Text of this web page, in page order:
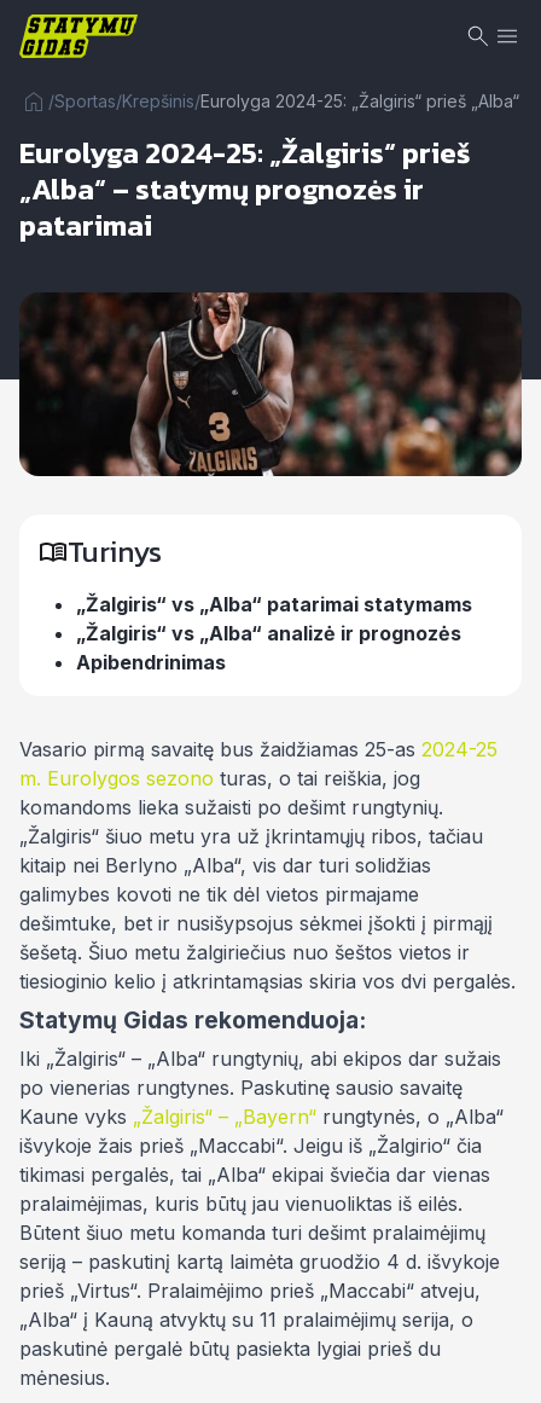
/Sportas/Krepšinis/Eurolyga 2024-25: „Žalgiris“ prieš „Alba“
Eurolyga 2024-25: „Žalgiris“ prieš
„Alba“ – statymų prognozės ir
patarimai
Turinys
„Žalgiris“ vs „Alba“ patarimai statymams
„Žalgiris“ vs „Alba“ analizė ir prognozės
Apibendrinimas
Vasario pirmą savaitę bus žaidžiamas 25-as 2024-25
m. Eurolygos sezono turas, o tai reiškia, jog
komandoms lieka sužaisti po dešimt rungtynių.
„Žalgiris“ šiuo metu yra už įkrintamųjų ribos, tačiau
kitaip nei Berlyno „Alba“, vis dar turi solidžias
galimybes kovoti ne tik dėl vietos pirmajame
dešimtuke, bet ir nusišypsojus sėkmei įšokti į pirmąjį
šešetą. Šiuo metu žalgiriečius nuo šeštos vietos ir
tiesioginio kelio į atkrintamąsias skiria vos dvi pergalės.
Statymų Gidas rekomenduoja:
Iki „Žalgiris“ – „Alba“ rungtynių, abi ekipos dar sužais
po vienerias rungtynes. Paskutinę sausio savaitę
Kaune vyks „Žalgiris“ – „Bayern“ rungtynės, o „Alba“
išvykoje žais prieš „Maccabi“. Jeigu iš „Žalgirio“ čia
tikimasi pergalės, tai „Alba“ ekipai šviečia dar vienas
pralaimėjimas, kuris būtų jau vienuoliktas iš eilės.
Būtent šiuo metu komanda turi dešimt pralaimėjimų
seriją – paskutinį kartą laimėta gruodžio 4 d. išvykoje
prieš „Virtus“. Pralaimėjimo prieš „Maccabi“ atveju,
„Alba“ į Kauną atvyktų su 11 pralaimėjimų serija, o
paskutinė pergalė būtų pasiekta lygiai prieš du
mėnesius.